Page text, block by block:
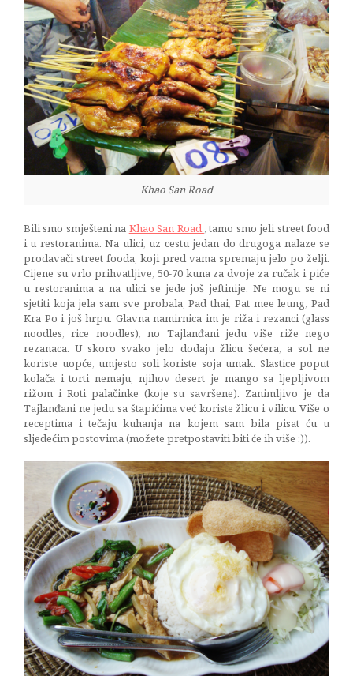
Khao San Road
Bili smo smješteni na Khao San Road , tamo smo jeli street food
i u restoranima. Na ulici, uz cestu jedan do drugoga nalaze se
prodavači street fooda, koji pred vama spremaju jelo po želji.
Cijene su vrlo prihvatljive, 50-70 kuna za dvoje za ručak i piće
u restoranima a na ulici se jede još jeftinije. Ne mogu se ni
sjetiti koja jela sam sve probala, Pad thai, Pat mee leung, Pad
Kra Po i još hrpu. Glavna namirnica im je riža i rezanci (glass
noodles, rice noodles), no Tajlanđani jedu više riže nego
rezanaca. U skoro svako jelo dodaju žlicu šećera, a sol ne
koriste uopće, umjesto soli koriste soja umak. Slastice poput
kolača i torti nemaju, njihov desert je mango sa ljepljivom
rižom i Roti palačinke (koje su savršene). Zanimljivo je da
Tajlanđani ne jedu sa štapićima već koriste žlicu i vilicu. Više o
receptima i tečaju kuhanja na kojem sam bila pisat ću u
sljedećim postovima (možete pretpostaviti biti će ih više :)).